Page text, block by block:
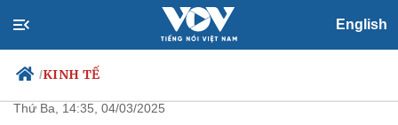
English
/KINH TẾ
Rau màu rớt giá, nông dân Tiền
Giang thất thu
Thứ Ba, 14:35, 04/03/2025